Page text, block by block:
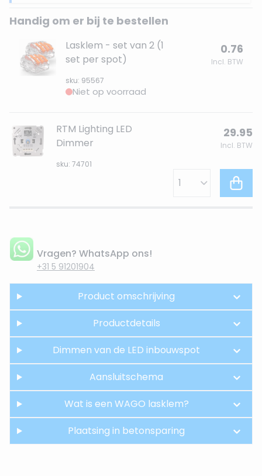
Handig om er bij te bestellen
Lasklem - set van 2 (1
set per spot)
sku: 95567
0.76
Incl. BTW
Niet op voorraad
RTM Lighting LED
Dimmer
sku: 74701
29.95
Incl. BTW
Vragen? WhatsApp ons!
+31 5 91201904
Product omschrijving
Productdetails
Dimmen van de LED inbouwspot
Aansluitschema
Wat is een WAGO lasklem?
Plaatsing in betonsparing